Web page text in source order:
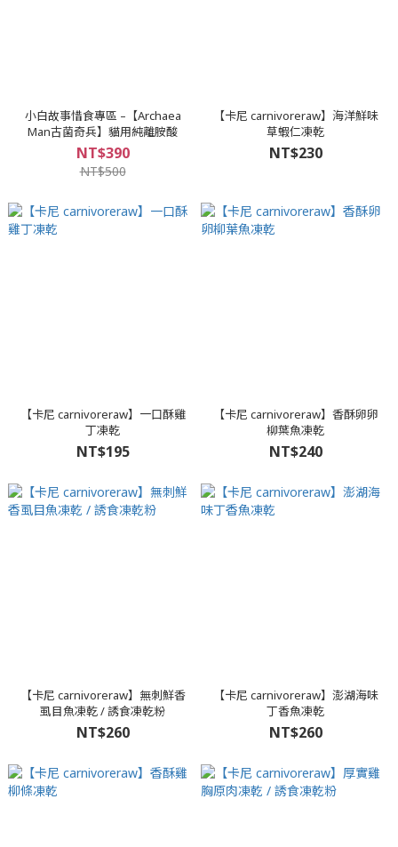
小白故事惜食專區 –【Archaea
Man古菌奇兵】貓用純離胺酸
NT$390
NT$500
【卡尼 carnivoreraw】海洋鮮味
草蝦仁凍乾
NT$230
【卡尼 carnivoreraw】一口酥雞
丁凍乾
NT$195
【卡尼 carnivoreraw】香酥卵卵
柳葉魚凍乾
NT$240
【卡尼 carnivoreraw】無刺鮮香
虱目魚凍乾 / 誘食凍乾粉
NT$260
【卡尼 carnivoreraw】澎湖海味
丁香魚凍乾
NT$260